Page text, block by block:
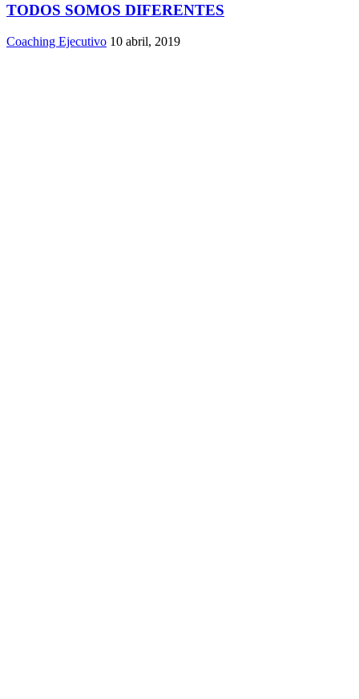
TODOS SOMOS DIFERENTES
Coaching Ejecutivo 10 abril, 2019